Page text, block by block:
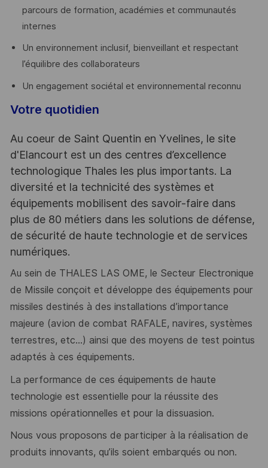
parcours de formation, académies et communautés
internes
Un environnement inclusif, bienveillant et respectant
l’équilibre des collaborateurs
Un engagement sociétal et environnemental reconnu
Votre quotidien
Au coeur de Saint Quentin en Yvelines, le site
d'Elancourt est un des centres d’excellence
technologique Thales les plus importants. La
diversité et la technicité des systèmes et
équipements mobilisent des savoir-faire dans
plus de 80 métiers dans les solutions de défense,
de sécurité de haute technologie et de services
numériques.
Au sein de THALES LAS OME, le Secteur Electronique
de Missile conçoit et développe des équipements pour
missiles destinés à des installations d’importance
majeure (avion de combat RAFALE, navires, systèmes
terrestres, etc…) ainsi que des moyens de test pointus
adaptés à ces équipements.
La performance de ces équipements de haute
technologie est essentielle pour la réussite des
missions opérationnelles et pour la dissuasion.
Nous vous proposons de participer à la réalisation de
produits innovants, qu’ils soient embarqués ou non.